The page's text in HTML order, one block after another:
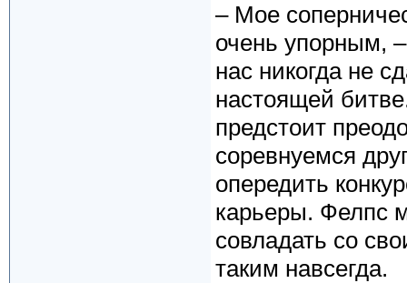
– Мое
очень упорным,
нас никогда не
настоящей
предстоит
соревнуемся
опередить
карьеры. Фелпс
совладать со
таким навсегда.